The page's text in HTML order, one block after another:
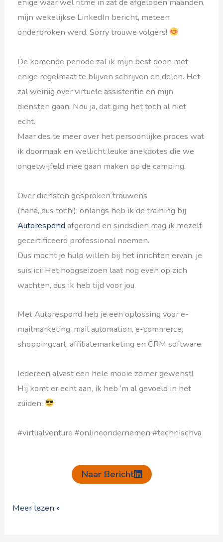
enige waar wél ritme in zat de afgelopen maanden,
mijn wekelijkse LinkedIn bericht, meteen
onderbroken werd. Sorry trouwe volgers!
De komende periode zal ik mijn best doen met
enige regelmaat te blijven schrijven en delen. Het
zal weinig over virtuele assistentie en mijn
diensten gaan. Nou ja, dat ging het toch al niet
echt.
Maar des te meer over het persoonlijke proces wat
ik doormaak en wellicht leuke anekdotes die we
ongetwijfeld mee gaan maken op de camping.
Over diensten gesproken trouwens
(haha, dus toch!); onlangs heb ik de training bij
Autorespond afgerond en sindsdien mag ik mezelf
gecertificeerd professional noemen.
Dus mocht je hulp willen bij het inrichten ervan, je
suis ici! Het hoogseizoen laat nog even op zich
wachten, dus ik heb tijd voor jou.
Met Autorespond heb je een oplossing voor e-
mailmarketing, mail automation, e-commerce,
shoppingcart, affiliatemarketing en CRM software.
Iedereen alvast een hele mooie zomer gewenst!
Hij komt er echt aan, ik heb ‘m al gevoeld in het
zuiden.
#virtualventure #onlineondernemen #technischva
Naar Bericht
Meer lezen »